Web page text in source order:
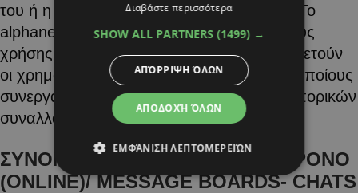
του ή η υπηρεσία στην οποία συμμετέχει. To
alphanews.live δεν ευθύνεται για τους όρους
χρήσης προσωπικών δεδομένων που υιοθετούν
οι χρηματοπιστωτικοί οργανισμοί με τους οποίους
συνεργάζεται για την ολοκλήρωση των εμπορικών
συναλλαγών.
ΣΥΝΟΜΙΛΙΕΣ ΣΕ ΠΡΑΓΜΑΤΙΚΟ ΧΡΟΝΟ
(ONLINE)/ MESSAGE BOARDS- CHATS
Διαβάστε περισσότερα
SHOW ALL PARTNERS (1499) →
ΑΠΟΔΟΧΉ ΌΛΩΝ
ΑΠΌΡΡΙΨΗ ΌΛΩΝ
ΕΜΦΆΝΙΣΗ ΛΕΠΤΟΜΕΡΕΙΏΝ